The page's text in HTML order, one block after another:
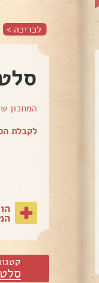
לכריכה >
המתכון
לקבלת